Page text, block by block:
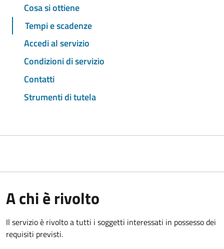
Cosa si ottiene
Tempi e scadenze
Accedi al servizio
Condizioni di servizio
Contatti
Strumenti di tutela
A chi è rivolto
Il servizio è rivolto a tutti i soggetti interessati in possesso dei
requisiti previsti.